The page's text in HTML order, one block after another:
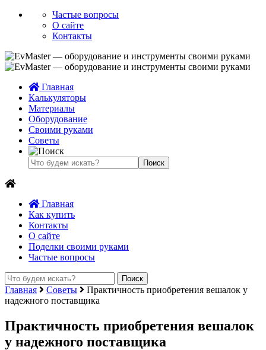
Частые вопросы
О сайте
Контакты
Главная
Калькуляторы
Материалы
Оборудование
Своими руками
Советы
Главная
Как купить
Контакты
О сайте
Поделки своими руками
Частые вопросы
Главная Советы
Практичность приобретения вешалок у
надежного поставщика
Практичность приобретения вешалок
у надежного поставщика